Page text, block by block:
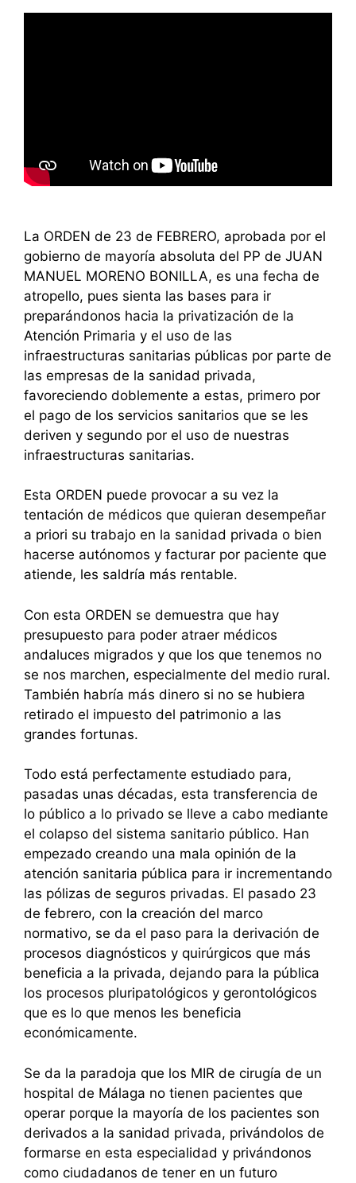
La ORDEN de 23 de FEBRERO, aprobada por el
gobierno de mayoría absoluta del PP de JUAN
MANUEL MORENO BONILLA, es una fecha de
atropello, pues sienta las bases para ir
preparándonos hacia la privatización de la
Atención Primaria y el uso de las
infraestructuras sanitarias públicas por parte de
las empresas de la sanidad privada,
favoreciendo doblemente a estas, primero por
el pago de los servicios sanitarios que se les
deriven y segundo por el uso de nuestras
infraestructuras sanitarias.
Esta ORDEN puede provocar a su vez la
tentación de médicos que quieran desempeñar
a priori su trabajo en la sanidad privada o bien
hacerse autónomos y facturar por paciente que
atiende, les saldría más rentable.
Con esta ORDEN se demuestra que hay
presupuesto para poder atraer médicos
andaluces migrados y que los que tenemos no
se nos marchen, especialmente del medio rural.
También habría más dinero si no se hubiera
retirado el impuesto del patrimonio a las
grandes fortunas.
Todo está perfectamente estudiado para,
pasadas unas décadas, esta transferencia de
lo público a lo privado se lleve a cabo mediante
el colapso del sistema sanitario público. Han
empezado creando una mala opinión de la
atención sanitaria pública para ir incrementando
las pólizas de seguros privadas. El pasado 23
de febrero, con la creación del marco
normativo, se da el paso para la derivación de
procesos diagnósticos y quirúrgicos que más
beneficia a la privada, dejando para la pública
los procesos pluripatológicos y gerontológicos
que es lo que menos les beneficia
económicamente.
Se da la paradoja que los MIR de cirugía de un
hospital de Málaga no tienen pacientes que
operar porque la mayoría de los pacientes son
derivados a la sanidad privada, privándolos de
formarse en esta especialidad y privándonos
como ciudadanos de tener en un futuro